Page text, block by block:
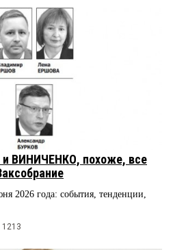
ВИНИЧЕНКО, похоже, все
2026 года: события, тенденции,
1213